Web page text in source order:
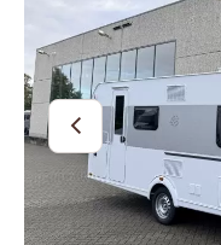
HERPEN
AdriaBürstner
Eura Mobil